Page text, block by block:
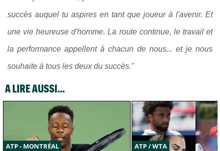
succès auquel tu aspires en tant que joueur à l'avenir. Et
une vie heureuse d'homme. La route continue, le travail et
la performance appellent à chacun de nous... et je nous
souhaite à tous les deux du succès."
A LIRE AUSSI...
ATP - MONTRÉAL ATP / WTA